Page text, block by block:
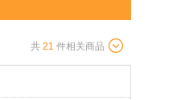
共 21 件相关商品